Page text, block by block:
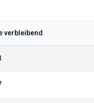
verbleibend